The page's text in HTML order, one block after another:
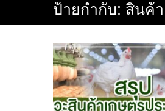
ป้ายกำกับ: สินค้